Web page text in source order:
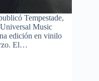
Tempestade,
Music
edición en vinilo
El…